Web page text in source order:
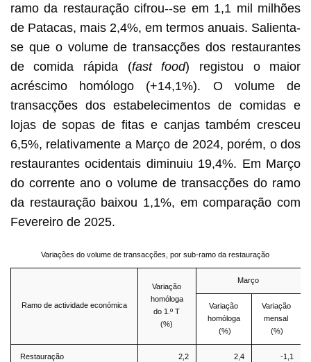
ramo da restauração cifrou--se em 1,1 mil milhões
de Patacas, mais 2,4%, em termos anuais. Salienta-
se que o volume de transacções dos restaurantes
de comida rápida (fast food) registou o maior
acréscimo homólogo (+14,1%). O volume de
transacções dos estabelecimentos de comidas e
lojas de sopas de fitas e canjas também cresceu
6,5%, relativamente a Março de 2024, porém, o dos
restaurantes ocidentais diminuiu 19,4%. Em Março
do corrente ano o volume de transacções do ramo
da restauração baixou 1,1%, em comparação com
Fevereiro de 2025.
Variações do volume de transacções, por sub-ramo da restauração
Ramo de actividade económica
Variação
homóloga
do 1.º T
(%)
Março
Variação
homóloga
(%)
Variação
mensal
(%)
Restauração 2,2 2,4 -1,1